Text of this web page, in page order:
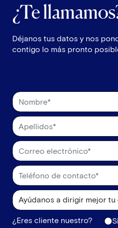
¿Te
Déjanos tus datos y nos
contigo lo más pronto
¿Eres cliente nuestro?